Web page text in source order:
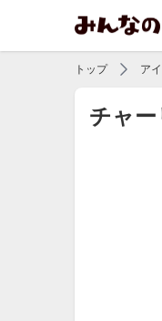
トップ ア
チャ